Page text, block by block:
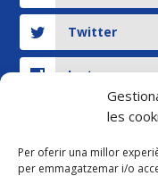
les
Per oferir una millor
per emmagatzemar i/o
Twitter
Instagram
YouTube